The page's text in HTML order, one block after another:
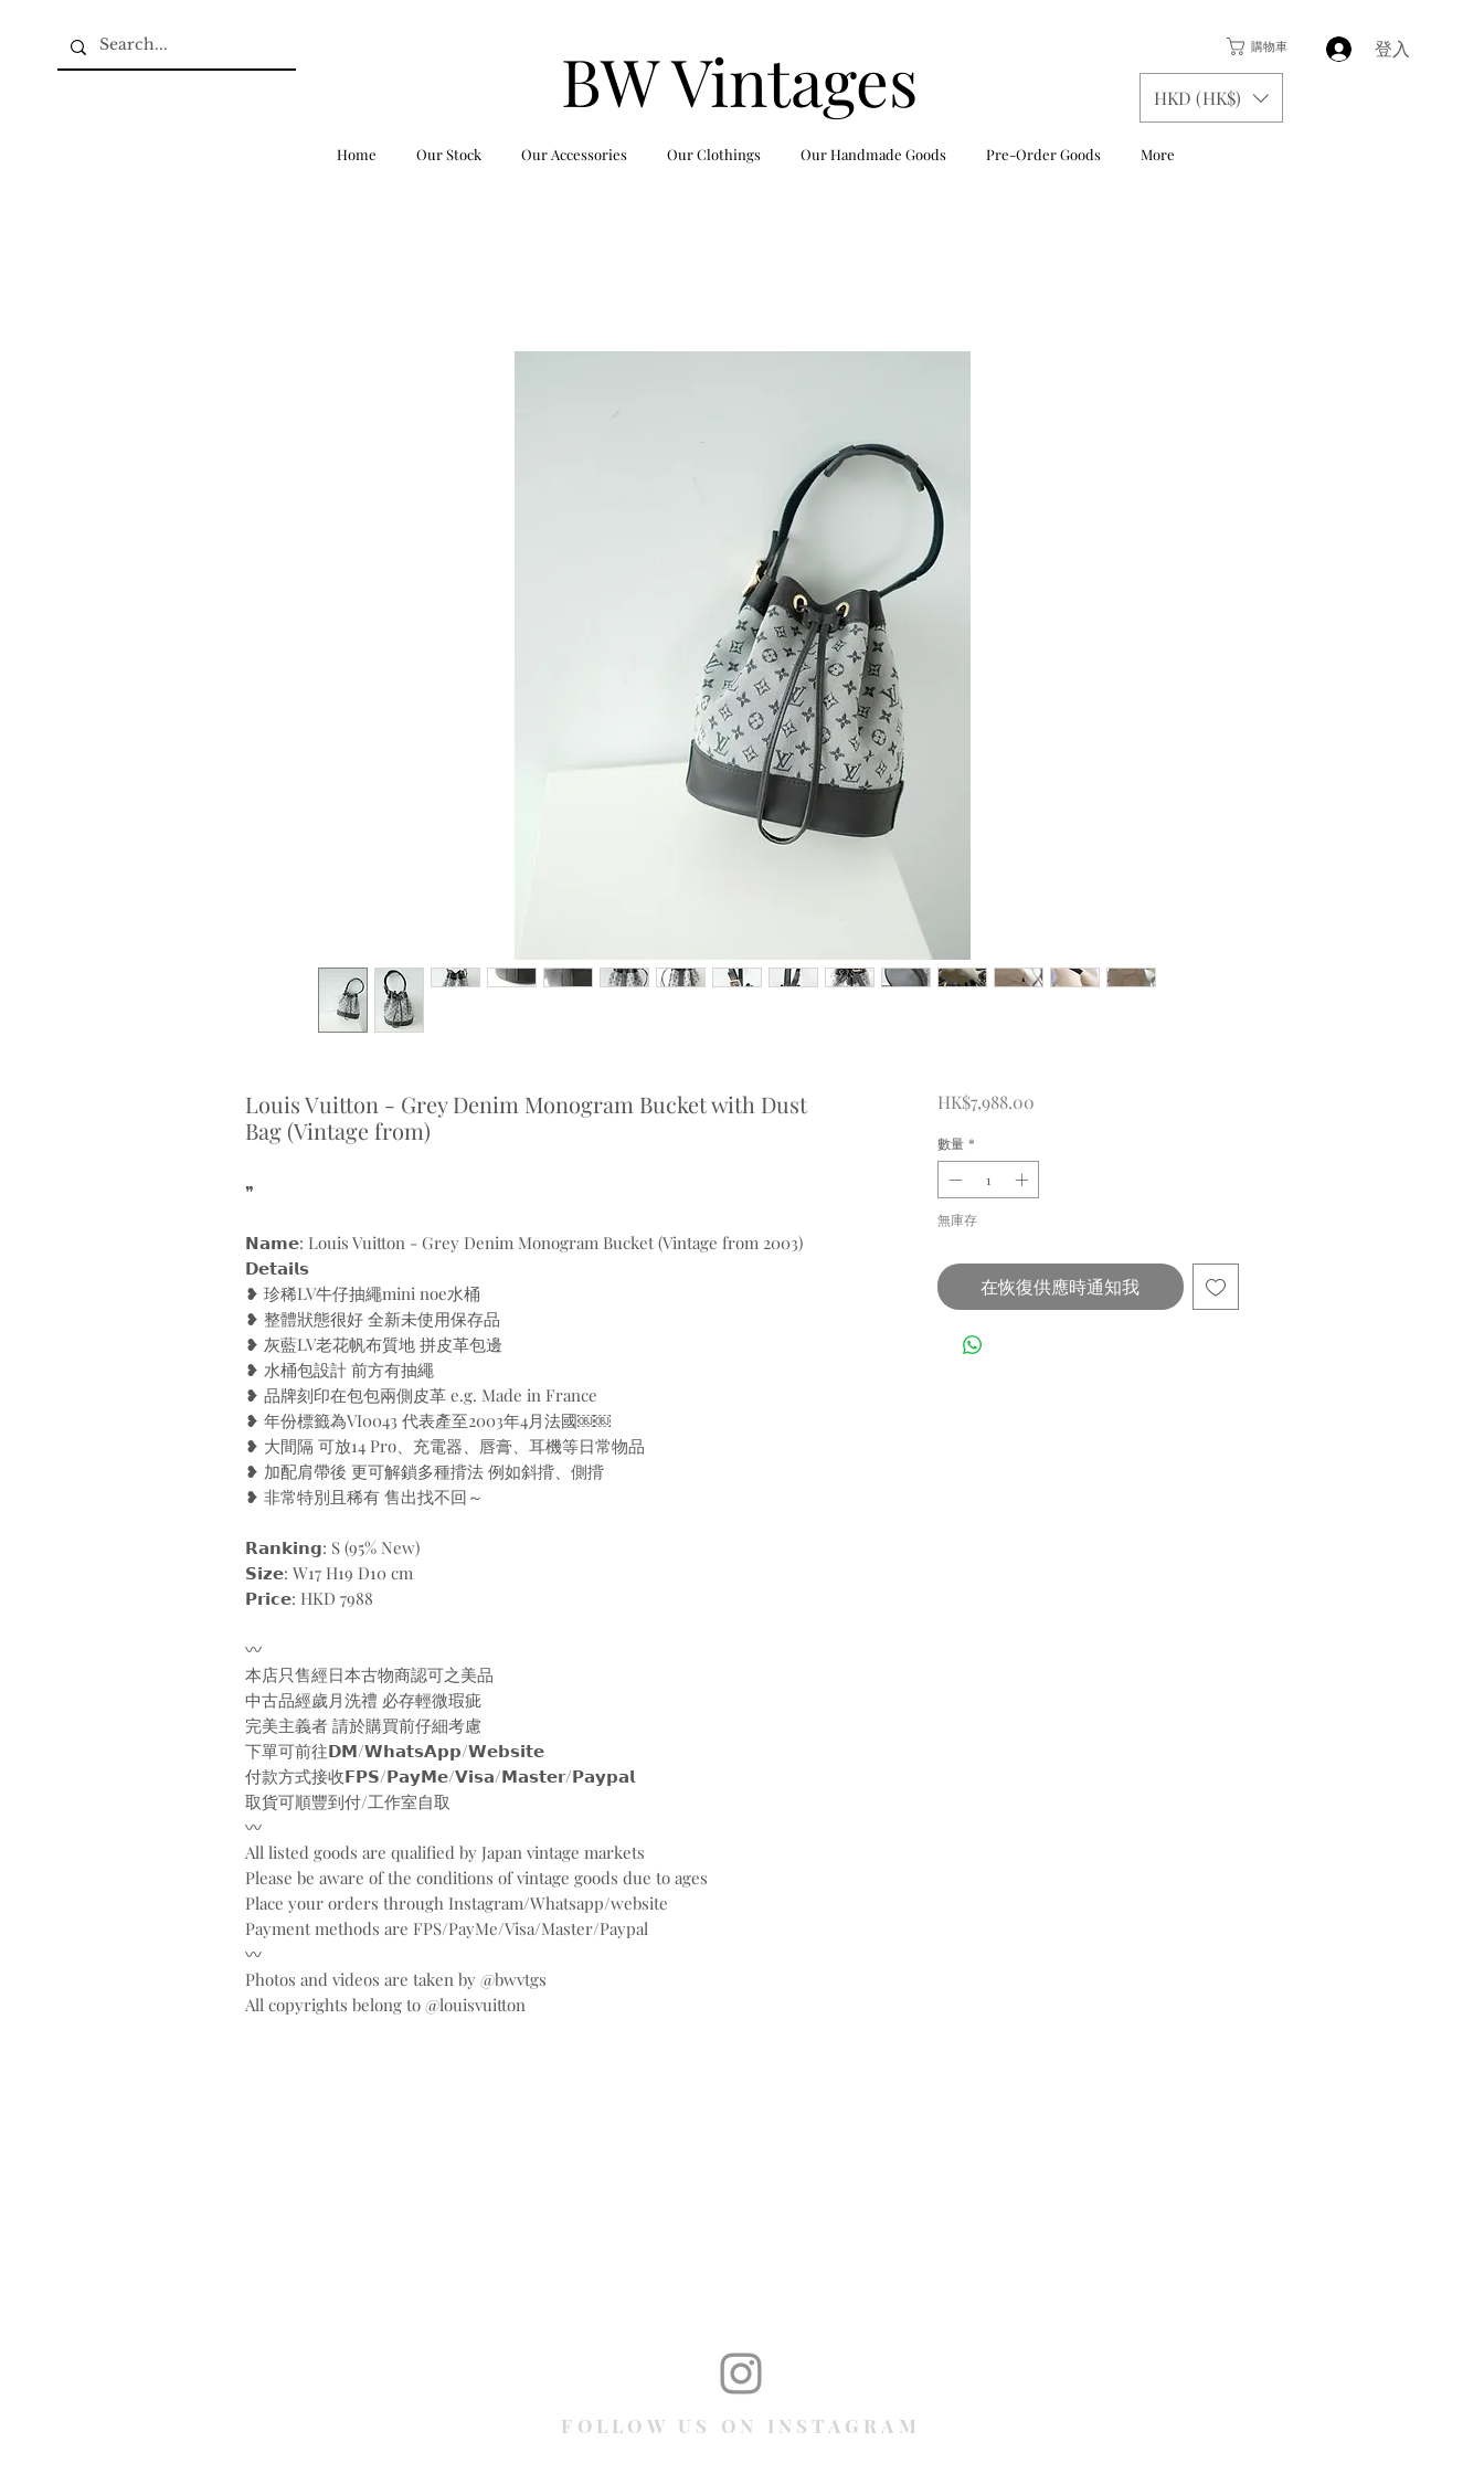
BW Vintages 購物車 登入
Home Our Stock Our Accessories Our Clothings Our Handmade Goods Pre-Order Goods More
HKD (HK$)
Louis Vuitton - Grey Denim Monogram Bucket with Dust
Bag (Vintage from)
❞
𝗡𝗮𝗺𝗲: Louis Vuitton - Grey Denim Monogram Bucket (Vintage from 2003)
𝗗𝗲𝘁𝗮𝗶𝗹𝘀
❥ 珍稀LV牛仔抽繩mini noe水桶
❥ 整體狀態很好 全新未使用保存品
❥ 灰藍LV老花帆布質地 拼皮革包邊
❥ 水桶包設計 前方有抽繩
❥ 品牌刻印在包包兩側皮革 e.g. Made in France
❥ 年份標籤為VI0043 代表產至2003年4月法國￼￼
❥ 大間隔 可放14 Pro、充電器、唇膏、耳機等日常物品
❥ 加配肩帶後 更可解鎖多種揹法 例如斜揹、側揹
❥ 非常特別且稀有 售出找不回～
𝗥𝗮𝗻𝗸𝗶𝗻𝗴: S (95% New)
𝗦𝗶𝘇𝗲: W17 H19 D10 cm
𝗣𝗿𝗶𝗰𝗲: HKD 7988
〰️
本店只售經日本古物商認可之美品
中古品經歲月洗禮 必存輕微瑕疵
完美主義者 請於購買前仔細考慮
下單可前往𝗗𝗠/𝗪𝗵𝗮𝘁𝘀𝗔𝗽𝗽/𝗪𝗲𝗯𝘀𝗶𝘁𝗲
付款方式接收𝗙𝗣𝗦/𝗣𝗮𝘆𝗠𝗲/𝗩𝗶𝘀𝗮/𝗠𝗮𝘀𝘁𝗲𝗿/𝗣𝗮𝘆𝗽𝗮𝗹
取貨可順豐到付/工作室自取
〰️
All listed goods are qualified by Japan vintage markets
Please be aware of the conditions of vintage goods due to ages
Place your orders through Instagram/Whatsapp/website
Payment methods are FPS/PayMe/Visa/Master/Paypal
〰️
Photos and videos are taken by @bwvtgs
All copyrights belong to @louisvuitton
HK$7,988.00價
數量 *
無庫存
在恢復供應時通知我
FOLLOW US ON INSTAGRAM